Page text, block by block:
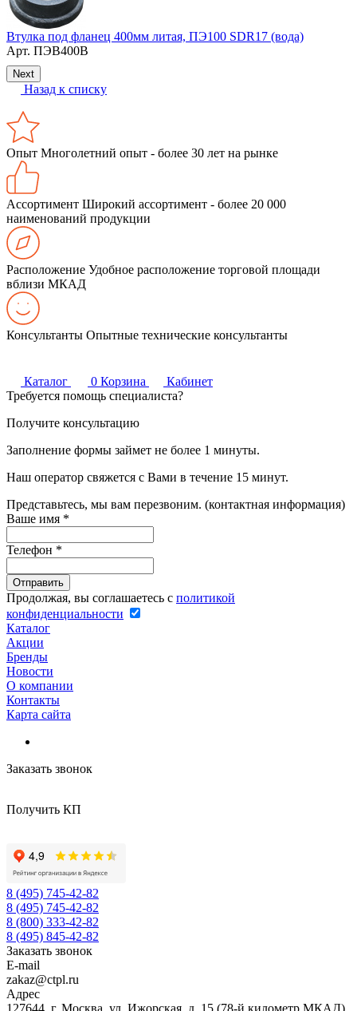
Втулка под фланец 400мм литая, ПЭ100 SDR17 (вода)
Арт. ПЭВ400В
Next
Назад к списку
Опыт Многолетний опыт - более 30 лет на рынке
Ассортимент Широкий ассортимент - более 20 000
наименований продукции
Расположение Удобное расположение торговой площади
вблизи МКАД
Консультанты Опытные технические консультанты
Каталог 0 Корзина
Кабинет
Требуется помощь специалиста?
Получите консультацию
Заполнение формы займет не более 1 минуты.
Наш оператор свяжется с Вами в течение 15 минут.
Представьтесь, мы вам перезвоним. (контактная информация)
Ваше имя *
Телефон *
Продолжая, вы соглашаетесь с политикой
конфиденциальности
Каталог
Акции
Бренды
Новости
О компании
Контакты
Карта сайта
Заказать звонок
Получить КП
8 (495) 745-42-82
8 (495) 745-42-82
8 (800) 333-42-82
8 (495) 845-42-82
Заказать звонок
E-mail
zakaz@ctpl.ru
Адрес
127644, г. Москва, ул. Ижорская, д. 15 (78-й километр МКАД)